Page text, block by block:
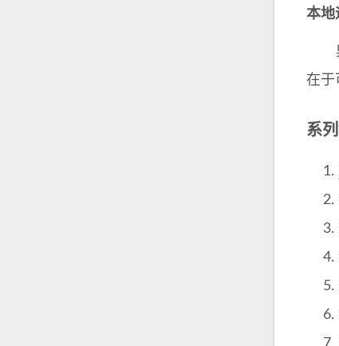
本
呉
在于
系